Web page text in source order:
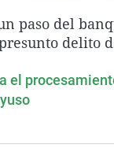
paso del
delito
el